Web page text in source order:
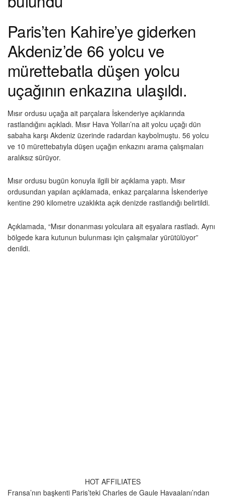
Paris’ten Kahire’ye giderken
Akdeniz’de 66 yolcu ve
mürettebatla düşen yolcu
uçağının enkazına ulaşıldı.
Mısır ordusu uçağa ait parçalara İskenderiye açıklarında
rastlandığını açıkladı. Mısır Hava Yolları’na ait yolcu uçağı dün
sabaha karşı Akdeniz üzerinde radardan kaybolmuştu. 56 yolcu
ve 10 mürettebatıyla düşen uçağın enkazını arama çalışmaları
aralıksız sürüyor.
Mısır ordusu bugün konuyla ilgili bir açıklama yaptı. Mısır
ordusundan yapılan açıklamada, enkaz parçalarına İskenderiye
kentine 290 kilometre uzaklıkta açık denizde rastlandığı belirtildi.
Açıklamada, “Mısır donanması yolculara ait eşyalara rastladı. Aynı
bölgede kara kutunun bulunması için çalışmalar yürütülüyor”
denildi.
HOT AFFILIATES
Fransa’nın başkenti Paris’teki Charles de Gaule Havaalanı’ndan